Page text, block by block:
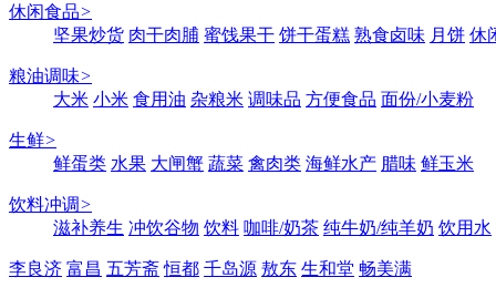
休闲食品>
坚果炒货 肉干肉脯 蜜饯果干 饼干蛋糕 熟食卤味 月饼 休
粮油调味>
大米 小米 食用油 杂粮米 调味品 方便食品 面份/小麦粉
生鲜>
鲜蛋类 水果 大闸蟹 蔬菜 禽肉类 海鲜水产 腊味 鲜玉米
饮料冲调>
滋补养生 冲饮谷物 饮料 咖啡/奶茶 纯牛奶/纯羊奶 饮用水
李良济 富昌 五芳斋 恒都 千岛源 敖东 生和堂 畅美满